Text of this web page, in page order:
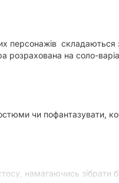
персонажів складаються
розрахована на соло-
чи пофантазувати,
намагаючись зібрати